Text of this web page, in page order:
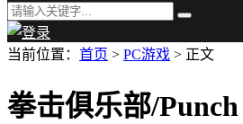
当前位置： 首页 > PC游戏 > 正文
拳击俱乐部/